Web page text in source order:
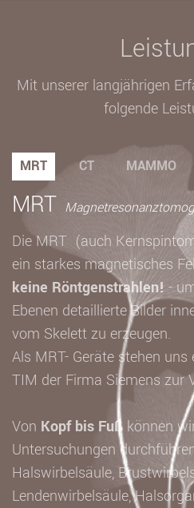
Mit unserer langjährigen
folgende
MRT CT MAMMO
MRT
Die MRT (auch
ein starkes magnetisches
keine Röntgenstrahlen!-
Ebenen detaillierte Bilder
vom Skelett zu erzeugen.
Als MRT- Geräte stehen
TIM der Firma Siemens zur
Von Kopf bis Fuß können
Untersuchungen
Halswirbelsäule,
Lendenwirbelsäule,